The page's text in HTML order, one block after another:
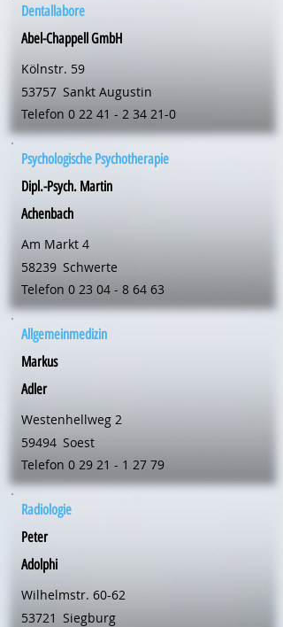
Dentallabore
Abel-Chappell GmbH
Kölnstr. 59
53757 Sankt Augustin
Telefon 0 22 41 - 2 34 21-0
Psychologische Psychotherapie
Dipl.-Psych. Martin
Achenbach
Am Markt 4
58239 Schwerte
Telefon 0 23 04 - 8 64 63
Allgemeinmedizin
Markus
Adler
Westenhellweg 2
59494 Soest
Telefon 0 29 21 - 1 27 79
Radiologie
Peter
Adolphi
Wilhelmstr. 60-62
53721 Siegburg